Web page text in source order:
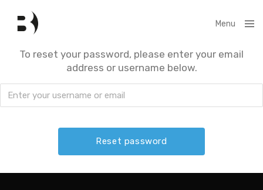
Menu
To reset your password, please enter your email
address or username below.